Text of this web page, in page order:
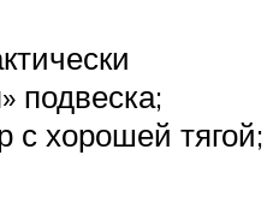
подвеска;
хорошей тягой;